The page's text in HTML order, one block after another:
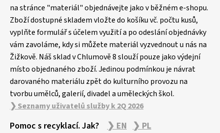
na stránce "materiál" objednávejte jako v běžném e-shopu.
Zboží dostupné skladem vložte do košíku vč. počtu kusů,
vyplňte formulář s účelem využití a po odeslání objednávky
vám zavoláme, kdy si můžete materiál vyzvednout u nás na
Žižkově. Náš sklad v Chlumově 8 slouží pouze jako výdejní
místo objednaného zboží. Jedinou podmínkou je návrat
darovaného materiálu zpět do kulturního provozu na
tvorbu umělců, galerií, divadel a uměleckých škol.
❯ Seznamy uživatelů služby k 2Q 2026
Pomoc s recyklací. Jak? ❯ EN ❯ PL